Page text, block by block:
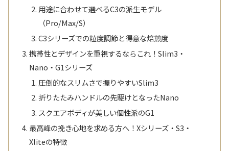
用途に合わせて選べるC3の派生モデル
（Pro/Max/S）
C3シリーズでの粒度調節と得意な焙煎度
携帯性とデザインを重視するならこれ！Slim3・
Nano・G1シリーズ
圧倒的なスリムさで握りやすいSlim3
折りたたみハンドルの先駆けとなったNano
スクエアボディが美しい個性派のG1
最高峰の挽き心地を求める方へ！Xシリーズ・S3・
Xliteの特徴